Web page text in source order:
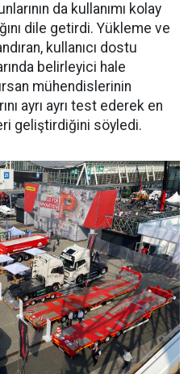
da kullanı­mı kolay
dile getirdi. Yükleme ve
kullanıcı dostu
belirleyici hale
mühendislerinin
ayrı ayrı test ede­rek en
geliştirdiğini söyledi.